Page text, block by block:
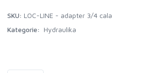
SKU: LOC-LINE - adapter 3/4 cala
Kategorie:
Hydraulika